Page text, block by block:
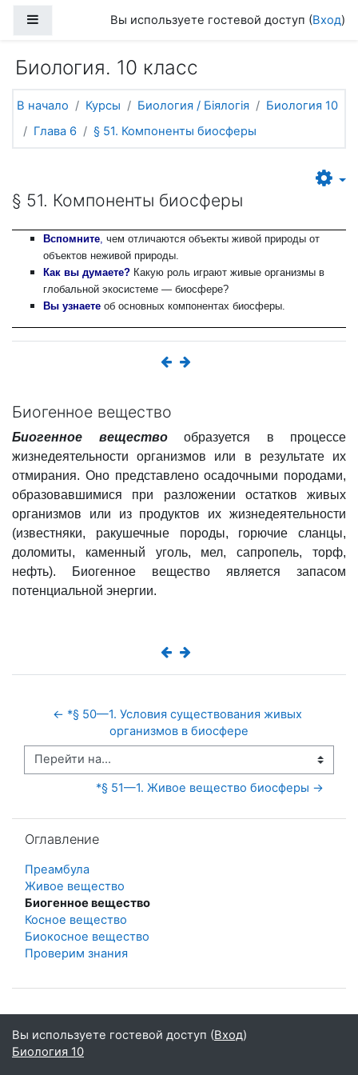
Боковая панельВы используете гостевой доступ (Вход)
Биология. 10 класс
В начало Курсы Биология / Біялогія
Биология 10
Глава 6
§ 51. Компоненты биосферы
§ 51. Компоненты биосферы
Вспомните, чем отличаются объекты живой природы от
объектов неживой природы.
Как вы думаете? Какую роль играют живые организмы в
глобальной экосистеме — биосфере?
Вы узнаетеоб основных компонентах биосферы.
Биогенное вещество
Биогенное вещество образуется в процессе
жизнедеятельности организмов или в результате их
отмирания. Оно представлено осадочными породами,
образовавшимися при разложении остатков живых
организмов или из продуктов их жизнедеятельности
(известняки, ракушечные породы, горючие сланцы,
доломиты, каменный уголь, мел, сапропель, торф,
нефть). Биогенное вещество является запасом
потенциальной энергии.
← *§ 50—1. Условия существования живых
организмов в биосфере
Перейти на...
*§ 51—1. Живое вещество биосферы →
Оглавление
Преамбула
Живое вещество
Биогенное вещество
Косное вещество
Биокосное вещество
Проверим знания
Вы используете гостевой доступ (Вход)
Биология 10